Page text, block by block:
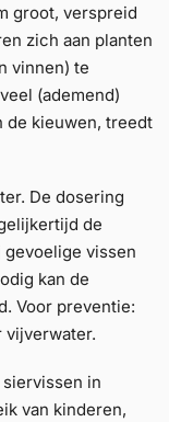
groot, verspreid
zich aan planten
vinnen) te
(ademend)
de kieuwen, treedt
De dosering
de
gevoelige vissen
kan de
Voor preventie:
vijverwater.
in
van kinderen,